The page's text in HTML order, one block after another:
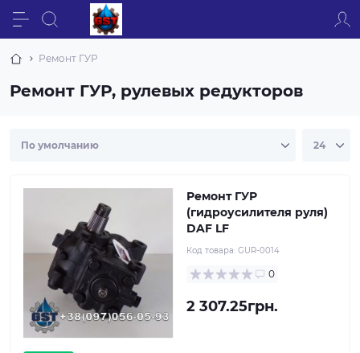
Ремонт ГУР
Ремонт ГУР, рулевых редукторов
Ремонт ГУР
(гидроусилителя руля)
DAF LF
Код товара: GUR-0014
0
2 307.25грн.